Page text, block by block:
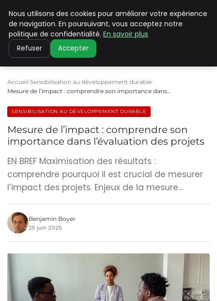
CLIMATE C ADVANCED
Accueil Sensibilisation au développement durable
Mesure de l’impact : comprendre son importance dans…
SENSIBILISATION AU DÉVELOPPEMENT DURABLE
Mesure de l’impact : comprendre son
importance dans l’évaluation des projets
EN BREF Maximisation des résultats :
comprendre pourquoi il est crucial de mesurer
l’impact des projets. Enjeux de la mesure…
Benjamin Boyer
25 juin 2025
Nous utilisons des cookies pour améliorer votre expérience
de navigation. En poursuivant, vous acceptez notre
politique de confidentialité. En savoir plus
Refuser Accepter